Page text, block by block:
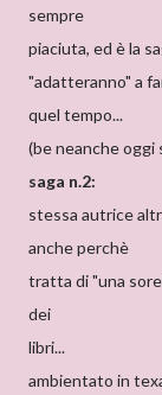
sempre
piaciuta, ed è la
"adatteranno" a
quel tempo...
(be neanche oggi
saga n.2:
stessa autrice
anche perchè
tratta di "una
dei
libri...
ambientato in